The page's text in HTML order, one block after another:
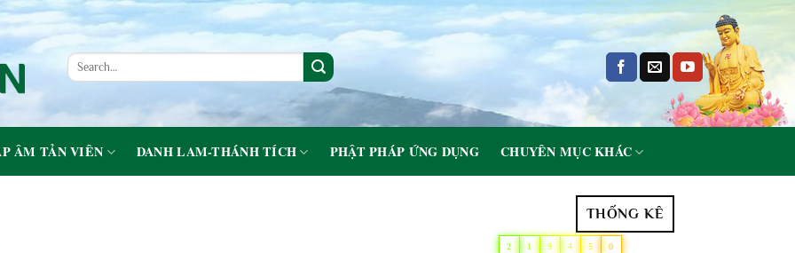
ÂM TẢN VIÊN DANH LAM-THÁNH TÍCH PHẬT PHÁP ỨNG DỤNG CHUYÊN MỤC KHÁC
THỐNG KÊ
2 1 9 4 5 0